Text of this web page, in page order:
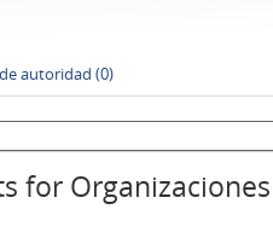
autoridad (0)
for Organizaciones